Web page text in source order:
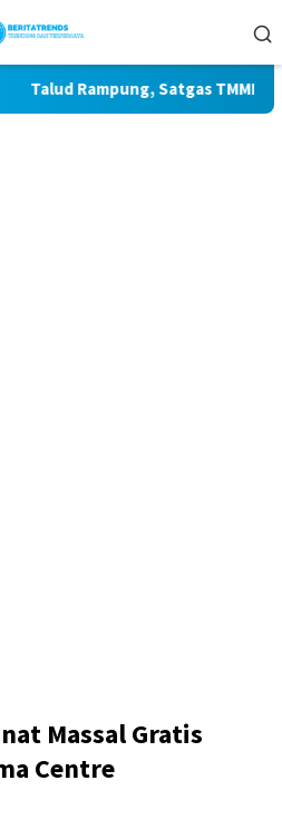
Rampung, Satgas TMMD 129
Massal Gratis
Centre